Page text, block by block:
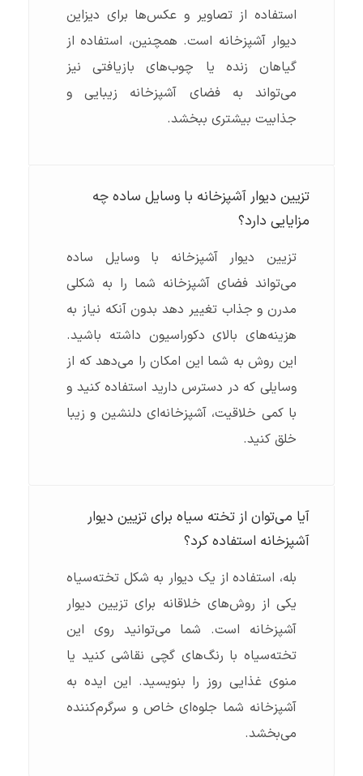
استفاده از تصاویر و عکس‌ها برای دیزاین
دیوار آشپزخانه است. همچنین، استفاده از
گیاهان زنده یا چوب‌های بازیافتی نیز
می‌تواند به فضای آشپزخانه زیبایی و
جذابیت بیشتری ببخشد.
تزیین دیوار آشپزخانه با وسایل ساده چه
مزایایی دارد؟
تزیین دیوار آشپزخانه با وسایل ساده
می‌تواند فضای آشپزخانه شما را به شکلی
مدرن و جذاب تغییر دهد بدون آنکه نیاز به
هزینه‌های بالای دکوراسیون داشته باشید.
این روش به شما این امکان را می‌دهد که از
وسایلی که در دسترس دارید استفاده کنید و
با کمی خلاقیت، آشپزخانه‌ای دلنشین و زیبا
خلق کنید.
آیا می‌توان از تخته سیاه برای تزیین دیوار
آشپزخانه استفاده کرد؟
بله، استفاده از یک دیوار به شکل تخته‌سیاه
یکی از روش‌های خلاقانه برای تزیین دیوار
آشپزخانه است. شما می‌توانید روی این
تخته‌سیاه با رنگ‌های گچی نقاشی کنید یا
منوی غذایی روز را بنویسید. این ایده به
آشپزخانه شما جلوه‌ای خاص و سرگرم‌کننده
می‌بخشد.